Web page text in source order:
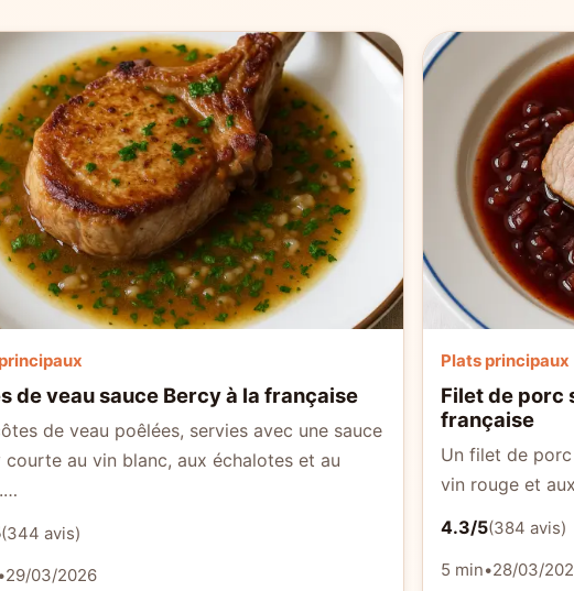
de veau sauce Bercy à la française
de veau poêlées, servies avec une sauce
courte au vin blanc, aux échalotes et au
(344 avis)
•29/03/2026
Plats principaux
Filet de porc
française
Un filet de
vin rouge et
4.3/5(384 avis)
5 min•28/03/